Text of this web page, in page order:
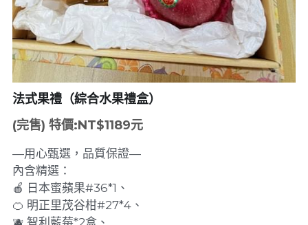
法式果禮（綜合水果禮盒）
(完售) 特價:NT$1189元
—用心甄選，品質保證—
內含精選：
🍎 日本蜜蘋果#36*1、
🍊 明正里茂谷柑#27*4、
🫐 智利藍莓*2盒、